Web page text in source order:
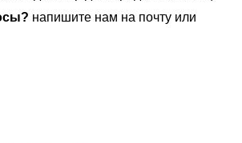
напишите нам на почту или